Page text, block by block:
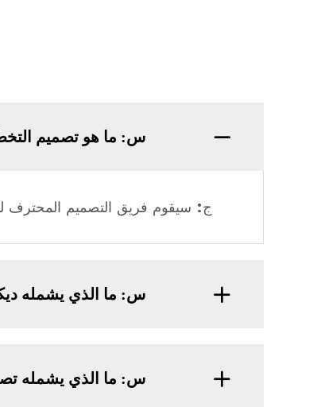
س: ما هو تصميم
ج: سيقوم فريق التصميم المحترف
س: ما الذي يشمله
س: ما الذي يشمله